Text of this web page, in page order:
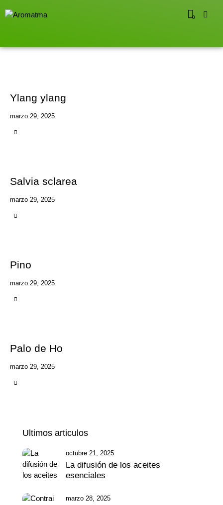
0
Ylang ylang
marzo 29, 2025
Salvia sclarea
marzo 29, 2025
Pino
marzo 29, 2025
Palo de Ho
marzo 29, 2025
Ultimos articulos
octubre 21, 2025
La difusión de los aceites
esenciales
marzo 28, 2025